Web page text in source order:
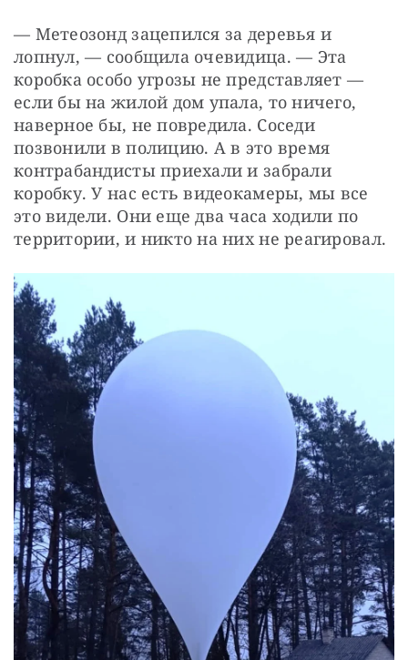
— Метеозонд зацепился за деревья и
лопнул, — сообщила очевидица. — Эта
коробка особо угрозы не представляет —
если бы на жилой дом упала, то ничего,
наверное бы, не повредила. Соседи
позвонили в полицию. А в это время
контрабандисты приехали и забрали
коробку. У нас есть видеокамеры, мы все
это видели. Они еще два часа ходили по
территории, и никто на них не реагировал.